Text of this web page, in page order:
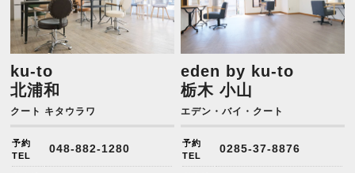
ku-to
北浦和
クート キタウラワ
予約
TEL
048-882-1280
eden by ku-to
栃木 小山
エデン・バイ・クート
予約
TEL
0285-37-8876